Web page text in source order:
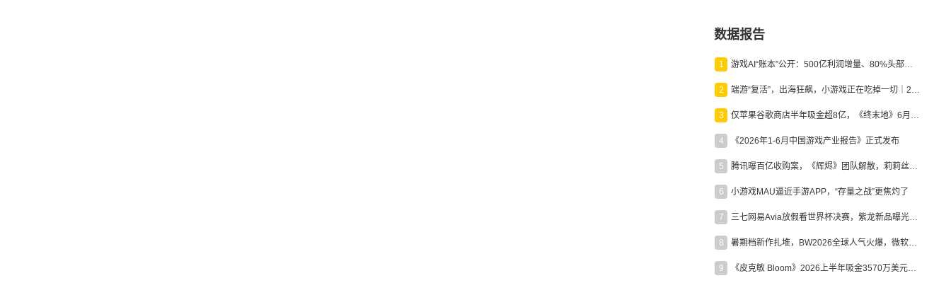
数据报告
1 游戏AI“账本”公开：500亿利润增量、80%头部入局，谁在闷声发财？
2 端游“复活”，出海狂飙，小游戏正在吃掉一切｜2026上半年产业报告
3 仅苹果谷歌商店半年吸金超8亿，《终末地》6月份收入显著回暖
4 《2026年1-6月中国游戏产业报告》正式发布
5 腾讯曝百亿收购案，《辉烬》团队解散，莉莉丝新作曝光｜陀螺周报
6 小游戏MAU逼近手游APP，“存量之战”更焦灼了
7 三七网易Avia放假看世界杯决赛，紫龙新品曝光，米哈游新作上线 | 陀螺周报
8 暑期档新作扎堆，BW2026全球人气火爆，微软XBOX大裁员|陀螺周报
9 《皮克敏 Bloom》2026上半年吸金3570万美元，中国台湾成最大市场